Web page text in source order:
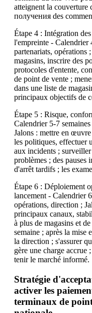
atteignent la couverture
получения des
Étape 4 : Intégration
l'empreinte - Calendrier
partenariats, opérations
magasins, inscrire des
protocoles d'entente,
de point de vente ;
dans une liste de
principaux objectifs de
Étape 5 : Risque,
Calendrier 5-7
Jalons : mettre en
les politiques, effectuer
aux incidents ;
problèmes ; des pauses
d'arrêt tardifs ; les
Étape 6 : Déploiement
lancement - Calendrier
opérations, direction ;
principaux canaux,
à plus de magasins et
semaine ; après la mise
la direction ; s'assurer
gère une charge accrue
tenir le marché informé.
Stratégie
activer les
terminaux de